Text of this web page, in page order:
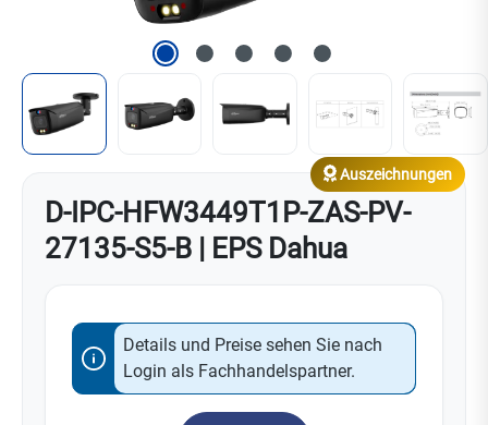
D-IPC-HFW3449T1P-ZAS-PV-
27135-S5-B | EPS Dahua
Auszeichnungen
Details und Preise sehen Sie nach
Login als Fachhandelspartner.